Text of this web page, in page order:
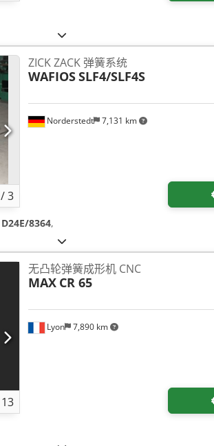
/3
Norderstedt 7,131 km
ZICK ZACK 弹簧系统
WAFIOSSLF4/SLF4S
D24E/8364,
13
Lyon 7,890 km
无凸轮弹簧成形机 CNC
MAX CR 65